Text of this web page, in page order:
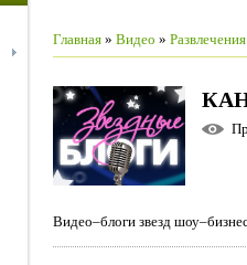
Главная » Видео » Развлечения
Видео–блоги звезд